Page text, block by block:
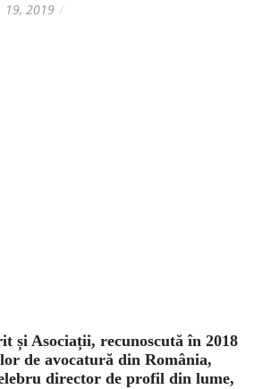
19, 2019
și Asociații, recunoscută în 2018
de avocatură din România,
director de profil din lume,